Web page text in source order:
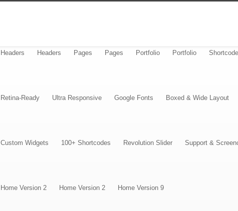
Headers Headers Pages Pages Portfolio Portfolio
Retina-Ready Ultra Responsive Google Fonts Boxed & Wide Layout
Custom Widgets 100+ Shortcodes Revolution Slider Support &
Home Version 2 Home Version 2 Home Version 9